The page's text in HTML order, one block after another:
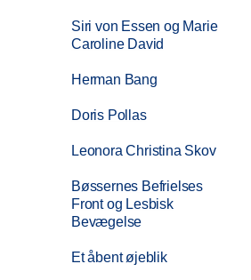
Siri von Essen og Marie
Caroline David
Herman Bang
Doris Pollas
Leonora Christina Skov
Bøssernes Befrielses
Front og Lesbisk
Bevægelse
Et åbent øjeblik